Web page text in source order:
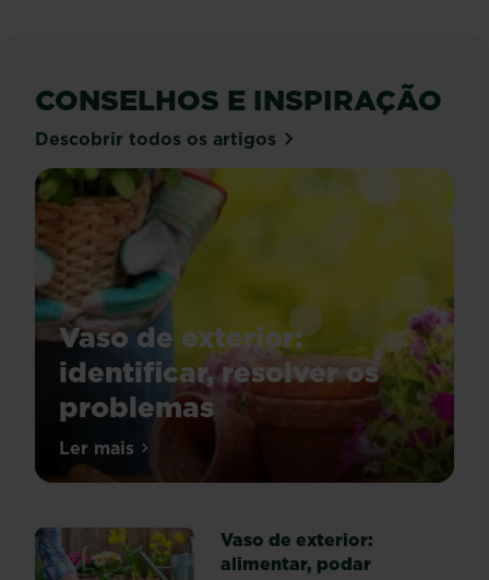
CONSELHOS E INSPIRAÇÃO
Descobrir todos os artigos
Vaso de exterior:
identificar, resolver os
problemas
As
plantas
vasos,
recipientes
Ler maissobre Vaso de exterior: identificar,
Vaso de exterior:
alimentar, podar